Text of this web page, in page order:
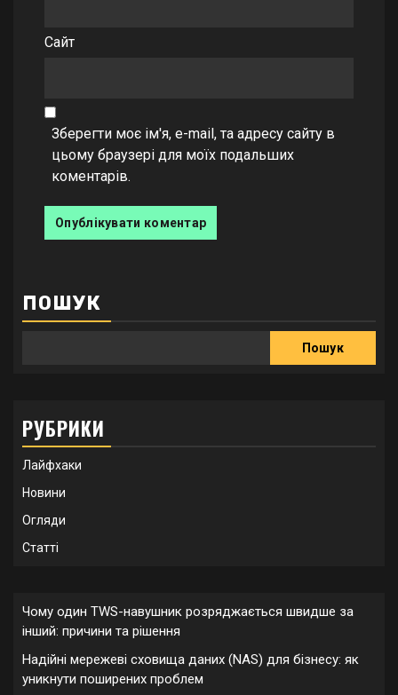
Сайт
Зберегти моє ім'я, e-mail, та адресу сайту в
цьому браузері для моїх подальших
коментарів.
ПОШУК
Пошук
РУБРИКИ
Лайфхаки
Новини
Огляди
Статті
Чому один TWS-навушник розряджається швидше за
інший: причини та рішення
Надійні мережеві сховища даних (NAS) для бізнесу: як
уникнути поширених проблем